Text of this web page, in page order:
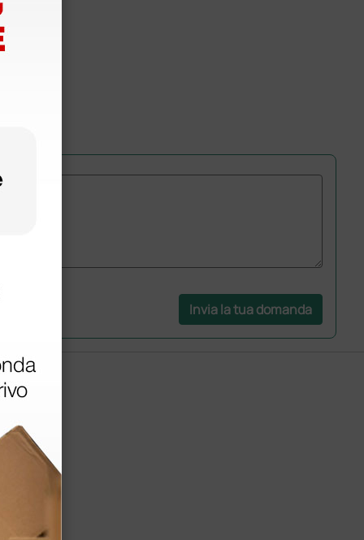
Invia la tua domanda